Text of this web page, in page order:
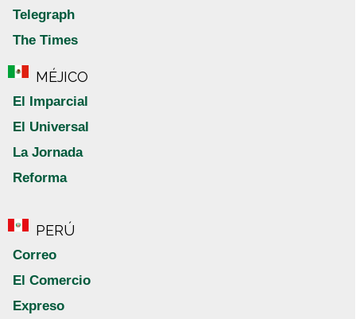
Telegraph
The Times
MÉJICO
El Imparcial
El Universal
La Jornada
Reforma
PERÚ
Correo
El Comercio
Expreso